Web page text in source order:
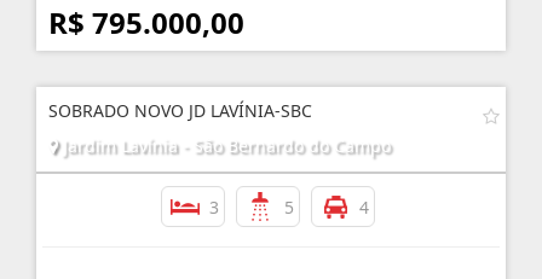
R$ 795.000,00
SOBRADO NOVO JD LAVÍNIA-SBC
Jardim Lavínia - São Bernardo do Campo
3 5 4